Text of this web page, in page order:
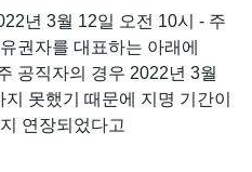
년 3월 12일 오전 10시 - 주
권자를 대표하는 아래에
공직자의 경우 2022년 3월
못했기 때문에 지명 기간이
연장되었다고